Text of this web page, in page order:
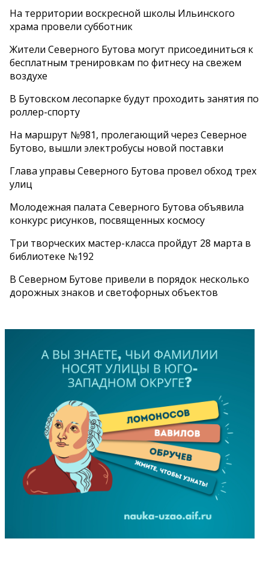
На территории воскресной школы Ильинского
храма провели субботник
Жители Северного Бутова могут присоединиться к
бесплатным тренировкам по фитнесу на свежем
воздухе
В Бутовском лесопарке будут проходить занятия по
роллер-спорту
На маршрут №981, пролегающий через Северное
Бутово, вышли электробусы новой поставки
Глава управы Северного Бутова провел обход трех
улиц
Молодежная палата Северного Бутова объявила
конкурс рисунков, посвященных космосу
Три творческих мастер-класса пройдут 28 марта в
библиотеке №192
В Северном Бутове привели в порядок несколько
дорожных знаков и светофорных объектов